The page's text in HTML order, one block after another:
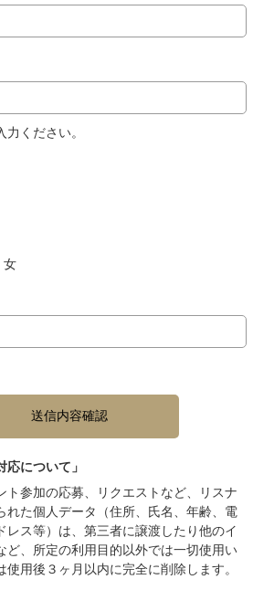
ください。
女
応について」
ト参加の応募、リクエストなど、リスナ
れた個人データ（住所、氏名、年齢、電
レス等）は、第三者に譲渡したり他のイ
ど、所定の利用目的以外では一切使用い
使用後３ヶ月以内に完全に削除します。